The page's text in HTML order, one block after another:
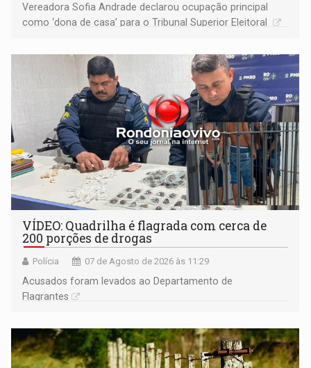
Vereadora Sofia Andrade declarou ocupação principal
como ‘dona de casa’ para o Tribunal Superior Eleitoral
VÍDEO: Quadrilha é flagrada com cerca de
200 porções de drogas
Polícia 07 de Agosto de 2026 às 11:29
Acusados foram levados ao Departamento de
Flagrantes